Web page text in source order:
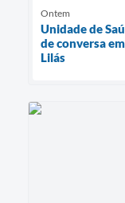
Ontem
Unidade de
de conversa
Lilás